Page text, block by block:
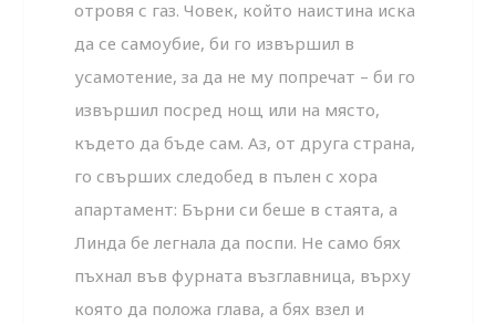
отровя с газ. Човек, който наистина иска
да се самоубие, би го извършил в
усамотение, за да не му попречат – би го
извършил посред нощ или на място,
където да бъде сам. Аз, от друга страна,
го свърших следобед в пълен с хора
апартамент: Бърни си беше в стаята, а
Линда бе легнала да поспи. Не само бях
пъхнал във фурната възглавница, върху
която да положа глава, а бях взел и